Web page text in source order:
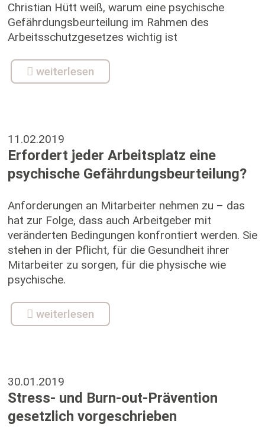
Christian Hütt weiß, warum eine psychische
Gefährdungsbeurteilung im Rahmen des
Arbeitsschutzgesetzes wichtig ist
weiterlesen
11.02.2019
Erfordert jeder Arbeitsplatz eine
psychische Gefährdungsbeurteilung?
Anforderungen an Mitarbeiter nehmen zu – das
hat zur Folge, dass auch Arbeitgeber mit
veränderten Bedingungen konfrontiert werden. Sie
stehen in der Pflicht, für die Gesundheit ihrer
Mitarbeiter zu sorgen, für die physische wie
psychische.
weiterlesen
30.01.2019
Stress- und Burn-out-Prävention
gesetzlich vorgeschrieben